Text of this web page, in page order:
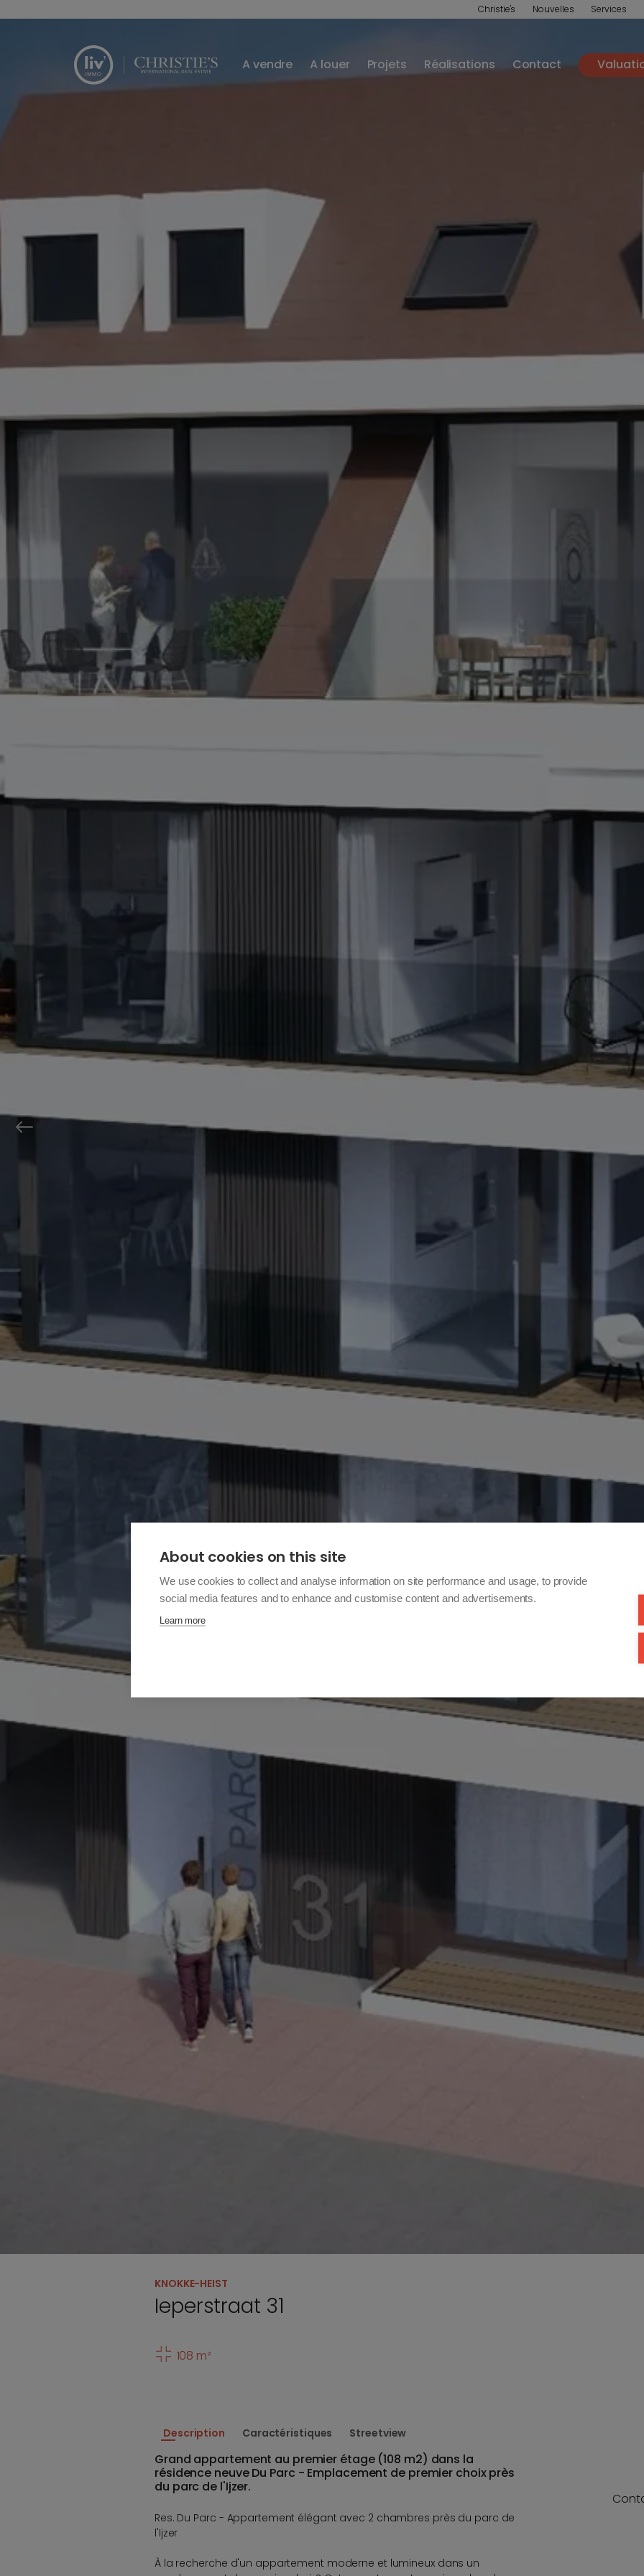
Christie's Nouvelles Services
A vendre A louer Projets Réalisations Contact
KNOKKE-HEIST
Ieperstraat 31
108 m²
Description Caractéristiques Streetview
Grand appartement au premier étage (108 m2) dans la
résidence neuve Du Parc - Emplacement de premier choix près
du parc de l'Ijzer.
Res. Du Parc - Appartement élégant avec 2 chambres près du parc de
l'Ijzer
À la recherche d'un appartement moderne et lumineux dans un
About cookies on this site
We use cookies to collect and analyse information on site performance and usage, to provide
social media features and to enhance and customise content and advertisements.
Learn more